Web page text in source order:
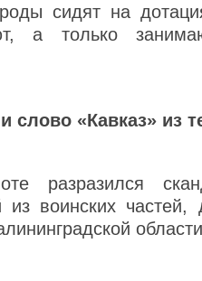
сидят на
а только
«Кавказ» из
разразился
воинских частей,